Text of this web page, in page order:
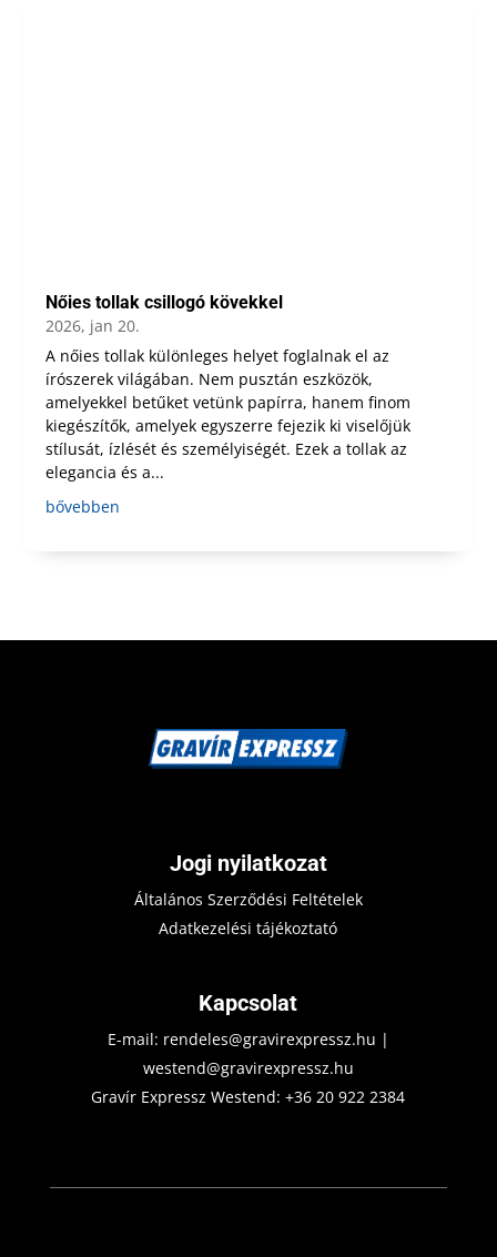
Nőies tollak csillogó kövekkel
2026, jan 20.
A nőies tollak különleges helyet foglalnak el az
írószerek világában. Nem pusztán eszközök,
amelyekkel betűket vetünk papírra, hanem finom
kiegészítők, amelyek egyszerre fejezik ki viselőjük
stílusát, ízlését és személyiségét. Ezek a tollak az
elegancia és a...
bővebben
Jogi nyilatkozat
Általános Szerződési Feltételek
Adatkezelési tájékoztató
Kapcsolat
E-mail: rendeles@gravirexpressz.hu |
westend@gravirexpressz.hu
Gravír Expressz Westend:+36 20 922 2384